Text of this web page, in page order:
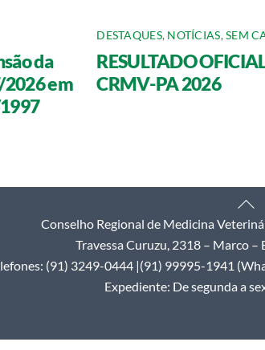
da
2026 em
DESTAQUES, NOTÍCIAS,SEM
RESULTADO
CRMV-PA 2026
Back
To
Top
Conselho Regional de Medicina
Travessa Curuzu, 2318 – Marco
(91) 3249-0444 |(91) 99995-1941
Expediente: De segunda a